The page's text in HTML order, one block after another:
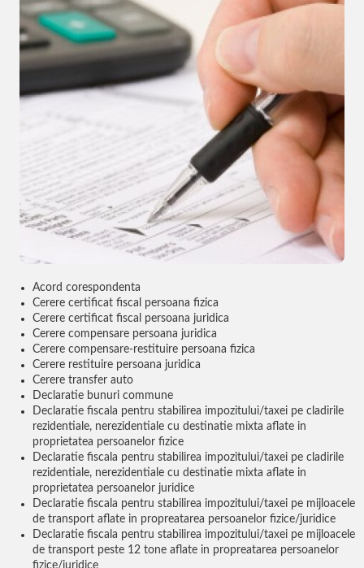
Acord corespondenta
Cerere certificat fiscal persoana fizica
Cerere certificat fiscal persoana juridica
Cerere compensare persoana juridica
Cerere compensare-restituire persoana fizica
Cerere restituire persoana juridica
Cerere transfer auto
Declaratie bunuri commune
Declaratie fiscala pentru stabilirea impozitului/taxei pe cladirile
rezidentiale, nerezidentiale cu destinatie mixta aflate in
proprietatea persoanelor fizice
Declaratie fiscala pentru stabilirea impozitului/taxei pe cladirile
rezidentiale, nerezidentiale cu destinatie mixta aflate in
proprietatea persoanelor juridice
Declaratie fiscala pentru stabilirea impozitului/taxei pe mijloacele
de transport aflate in propreatarea persoanelor fizice/juridice
Declaratie fiscala pentru stabilirea impozitului/taxei pe mijloacele
de transport peste 12 tone aflate in propreatarea persoanelor
fizice/juridice